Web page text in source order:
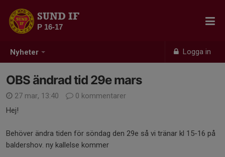
Nyheter Logga in
SUND IF
P 16-17
OBS ändrad tid 29e mars
27 mar, 13:40
0 kommentarer
Hej!
Behöver ändra tiden för söndag den 29e så vi tränar kl 15-16 på
baldershov. ny kallelse kommer